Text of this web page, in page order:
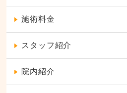
施術料金
スタッフ紹介
院内紹介